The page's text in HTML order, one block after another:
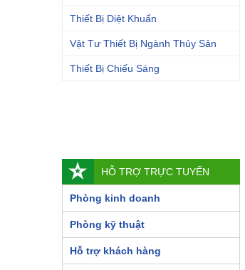
Thiết Bị Diệt Khuẩn
Vật Tư Thiết Bị Ngành Thủy Sản
Thiết Bị Chiếu Sáng
HỖ TRỢ TRỰC TUYẾN
Phòng kinh doanh
Phòng kỹ thuật
Hỗ trợ khách hàng